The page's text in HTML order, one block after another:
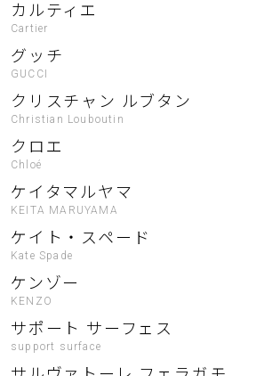
カルティエ
Cartier
グッチ
GUCCI
クリスチャン ルブタン
Christian Louboutin
クロエ
Chloé
ケイタマルヤマ
KEITA MARUYAMA
ケイト・スペード
Kate Spade
ケンゾー
KENZO
サポート サーフェス
support surface